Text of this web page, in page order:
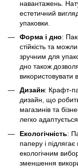
навантажень.
естетичний
упаковки.
Форма і дно:
стійкість та
зручним для
дно також
використовувати
Дизайн: Крафт-
дизайн, що
магазинів та
легко
Екологічність:
паперу і
екологічним
зменшення